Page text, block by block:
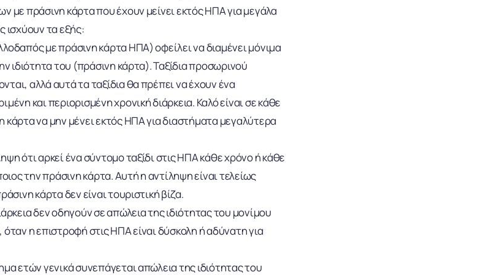
με πράσινη κάρτα που έχουν μείνει εκτός ΗΠΑ για μεγάλα
ισχύουν τα εξής:
με πράσινη κάρτα ΗΠΑ) οφείλει να διαμένει μόνιμα
ιδιότητα του (πράσινη κάρτα). Ταξίδια προσωρινού
αλλά αυτά τα ταξίδια θα πρέπει να έχουν ένα
και περιορισμένη χρονική διάρκεια. Καλό είναι σε κάθε
κάρτα να μην μένει εκτός ΗΠΑ για διαστήματα μεγαλύτερα
ότι αρκεί ένα σύντομο ταξίδι στις ΗΠΑ κάθε χρόνο ή κάθε
την πράσινη κάρτα. Αυτή η αντίληψη είναι τελείως
κάρτα δεν είναι τουριστική βίζα.
δεν οδηγούν σε απώλεια της ιδιότητας του μονίμου
η επιστροφή στις ΗΠΑ είναι δύσκολη ή αδύνατη για
ετών γενικά συνεπάγεται απώλεια της ιδιότητας του